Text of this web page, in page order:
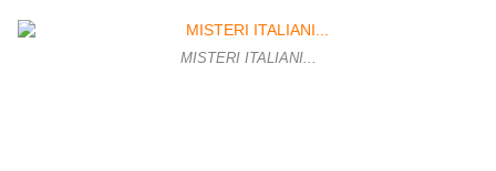
MISTERI ITALIANI...